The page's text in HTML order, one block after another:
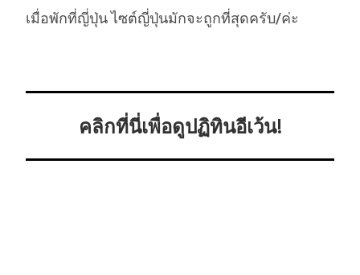
เมื่อพักที่ญี่ปุ่น ไซต์ญี่ปุ่นมักจะถูกที่สุดครับ/ค่ะ
คลิกที่นี่เพื่อดูปฏิทินอีเว้น!